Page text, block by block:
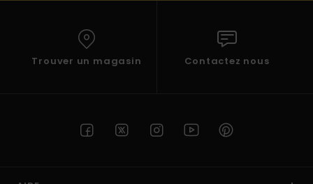
Trouver un magasin Contactez nous